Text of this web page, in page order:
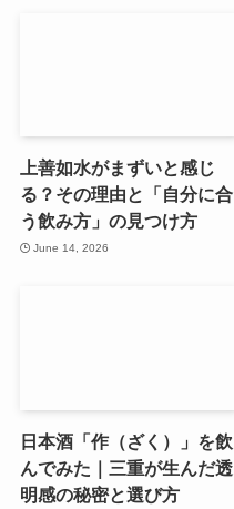
上善如水がまずいと感じ
る？その理由と「自分に合
う飲み方」の見つけ方
June 14, 2026
日本酒「作（ざく）」を飲
んでみた｜三重が生んだ透
明感の秘密と選び方